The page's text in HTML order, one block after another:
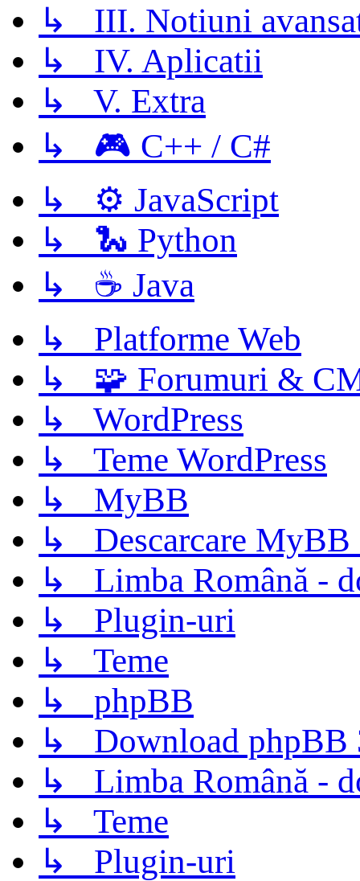
↳ III. Notiuni
↳ IV. Aplicatii
↳ V. Extra
↳ 🎮 C++ / C#
↳ ⚙️ JavaScript
↳ 🐍 Python
↳ ☕ Java
↳ Platforme Web
↳ 🧩 Forumuri &
↳ WordPress
↳ Teme WordPress
↳ MyBB
↳ Descarcare MyBB
↳ Limba Română -
↳ Plugin-uri
↳ Teme
↳ phpBB
↳ Download phpBB
↳ Limba Română -
↳ Teme
↳ Plugin-uri